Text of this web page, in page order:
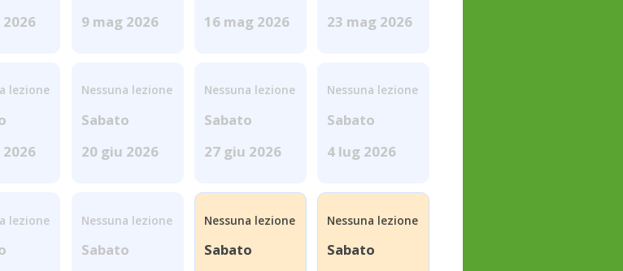
9 mag 2026
16 mag 2026
23 mag 2026
lezione Nessuna lezione
Sabato
20 giu 2026
Nessuna lezione
Sabato
27 giu 2026
Nessuna lezione
Sabato
4 lug 2026
lezione Nessuna lezione
Sabato
Nessuna lezione
Sabato
Nessuna lezione
Sabato